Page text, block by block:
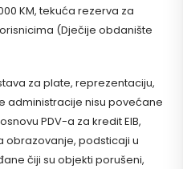
KM, tekuća rezerva za
(Dječije obdanište
za plate, reprezentaciju,
administracije nisu povećane
PDV-a za kredit EIB,
obrazovanje, podsticaji u
čiji su objekti porušeni,